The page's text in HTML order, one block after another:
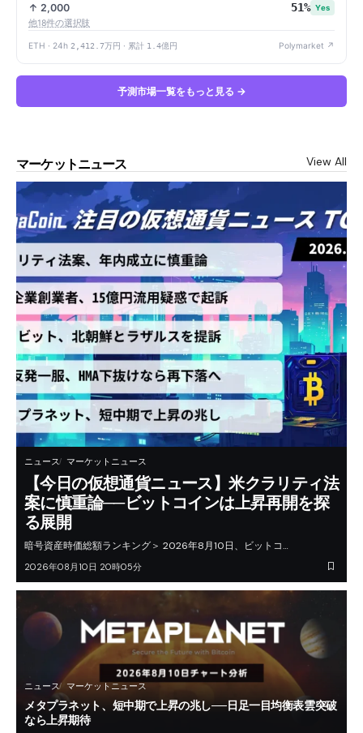
↑ 2,000 51% Yes
他18件の選択肢
ETH · 24h 2,412.7万円 · 累計 1.4億円 Polymarket ↗
予測市場一覧をもっと見る →
マーケットニュース View All
ニュース マーケットニュース
【今日の仮想通貨ニュース】米クラリティ法
案に慎重論──ビットコインは上昇再開を探
る展開
暗号資産時価総額ランキング＞ 2026年8月10日、ビットコ…
2026年08月10日 20時05分
ニュース マーケットニュース
メタプラネット、短中期で上昇の兆し──日足一目均衡表雲突破
なら上昇期待